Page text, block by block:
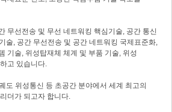
무선전송 및 무선 네트워킹 핵심기술, 공간 통신
술, 공간 무선전송 및 공간 네트워킹 국제표준화,
기술, 위성탑재체 체계 및 부품 기술, 위성
고 있습니다.
도 위성통신 등 초공간 분야에서 세계 최고의
더가 되고자 합니다.